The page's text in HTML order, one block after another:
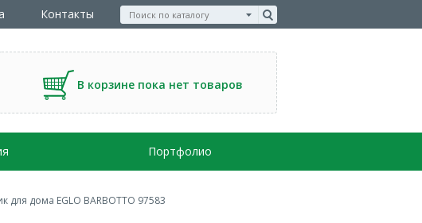
Контакты
В корзине пока нет товаров
Портфолио
для дома EGLO BARBOTTO 97583